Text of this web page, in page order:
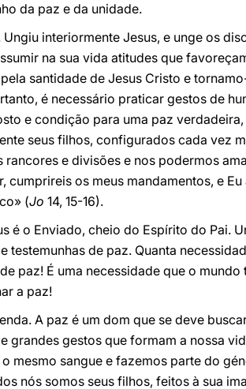
da paz e da unidade.
Ungiu interiormente Jesus, e unge os
na sua vida atitudes que
santidade de Jesus Cristo e
é necessário praticar gestos de
e condição para uma paz
seus filhos, configurados cada vez
e divisões e nos podermos
cumprireis os meus mandamentos, e
(Jo 14, 15-16).
é o Enviado, cheio do Espírito do Pai.
testemunhas de paz. Quanta
paz! É uma necessidade que o
a paz!
A paz é um dom que se deve
grandes gestos que formam a nossa
mesmo sangue e fazemos parte do
nós somos seus filhos, feitos à sua